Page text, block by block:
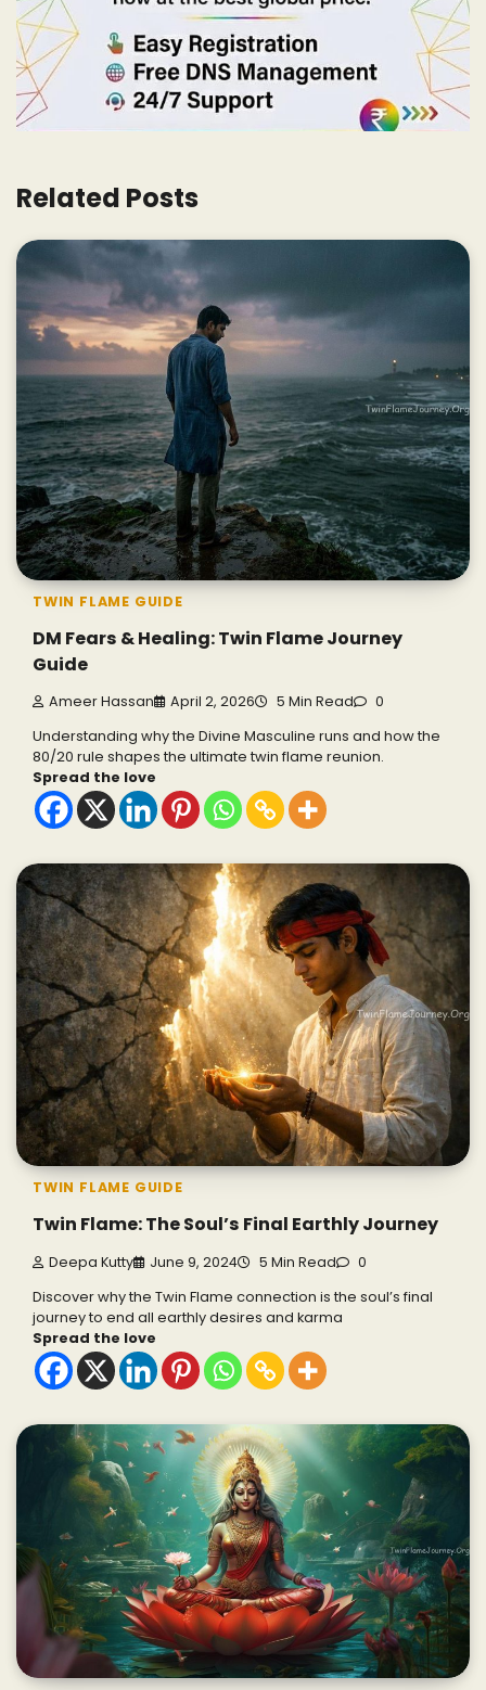
Related Posts
TWIN FLAME GUIDE
DM Fears & Healing: Twin Flame Journey
Guide
Ameer Hassan April 2, 2026 5 Min Read 0
Understanding why the Divine Masculine runs and how the
80/20 rule shapes the ultimate twin flame reunion.
Spread the love
TWIN FLAME GUIDE
Twin Flame: The Soul’s Final Earthly Journey
Deepa Kutty June 9, 2024 5 Min Read 0
Discover why the Twin Flame connection is the soul’s final
journey to end all earthly desires and karma
Spread the love